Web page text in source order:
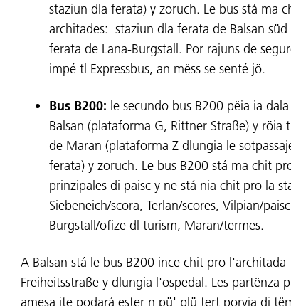
staziun dla ferata) y zoruch. Le bus stá ma
architades: staziun dla ferata de Balsan
ferata de Lana-Burgstall. Por rajuns de
impé tl Expressbus, an mëss se senté jö.
Bus B200: le secundo bus B200 pëia ia
Balsan (plataforma G, Rittner Straße) y röia
de Maran (plataforma Z dlungia le
ferata) y zoruch. Le bus B200 stá ma chit
prinzipales di paisc y ne stá nia chit pro la
Siebeneich/scora, Terlan/scores, Vilpian/
Burgstall/ofize dl turism, Maran/termes.
A Balsan stá le bus B200 ince chit pro
Freiheitsstraße y dlungia l'ospedal. Les partënza
amesa ite podará ester n pü' plü tert porvia di